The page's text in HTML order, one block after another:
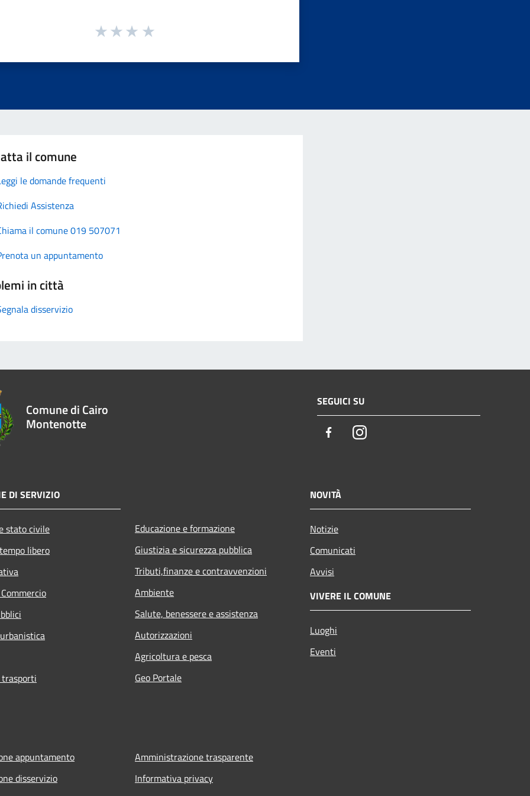
il comune
le domande frequenti
Assistenza
il comune 019 507071
un appuntamento
in città
disservizio
Comune di Cairo
Montenotte
SEGUICI SU
FacebookInstagram
DI SERVIZIO
stato civile
libero
Educazione e formazione
Giustizia e sicurezza pubblica
Tributi,finanze e contravvenzioni
Ambiente
Salute, benessere e assistenza
Autorizzazioni
Agricoltura e pesca
Geo Portale
NOVITÀ
Notizie
Comunicati
Avvisi
VIVERE IL COMUNE
Luoghi
Eventi
appuntamento
disservizio
Amministrazione trasparente
Informativa privacy